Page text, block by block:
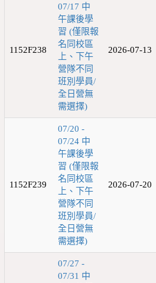
1152F238
07/17 中
午課後學
習 (僅限報
名同校區
上、下午
營隊不同
班別學員/
全日營無
需選擇)
2026-07-13
1152F239
07/20 -
07/24 中
午課後學
習 (僅限報
名同校區
上、下午
營隊不同
班別學員/
全日營無
需選擇)
2026-07-20
07/27 -
07/31 中